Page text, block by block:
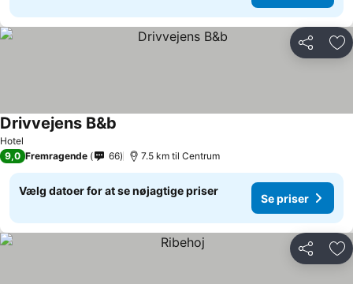
Del
Hotel
Drivvejens B&b
9,0 Fremragende 66 7.5 km til Centrum
Vælg datoer for at se nøjagtige priser
Se priser
Del